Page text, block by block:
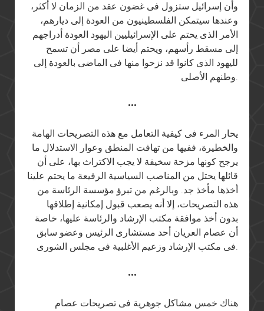
وأن إسرائيل ستزول فى غضون عقد من الزمان لا أكثر،
وعندها سيتمكن الفلسطينيون من العودة إلى ديارهم،
الأمر الذى يحتم على الإسرائيليين اليهود العودة أدراجهم
إلى مسقط رأسهم، ويحتم أيضا على مصر أن تسمح
لليهود الذى كانوا قد نزحوا منها فى الماضى بالعودة إلى
وطنهم الأصلى.
•••
يحار المرء فى كيفية التعامل مع هذه التصريحات الهامة
والخطيرة، ففيها من تهافت المنطق وعوار الاستدلال ما
يرجح كونها مزحة سخيفة لا يجب الاكتراث بها، على أن
قائلها يحتل من المناصب السياسية الرفيعة ما يحتم علينا
أخذها مأخذ جد. وبالرغم من تبرؤ مؤسسة الرئاسة من
هذه التصريحات، إلا أنه يصعب قبول إمكانية إطلاقها
بدون أخذ موافقة مكتب الإرشاد والرئاسة عليها، خاصة
أن عصام العريان أحد مستشارى الرئيس وعضو سابق
فى مكتب الإرشاد وزعيم الأغلبية فى مجلس الشورى.
•••
هناك خمس مشاكل جوهرية فى تصريحات عصام